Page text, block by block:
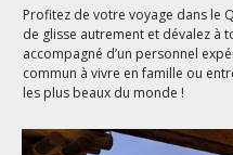
Profitez de votre voyage dans le
de glisse autrement et dévalez à
accompagné d’un personnel
commun à vivre en famille ou
les plus beaux du monde !